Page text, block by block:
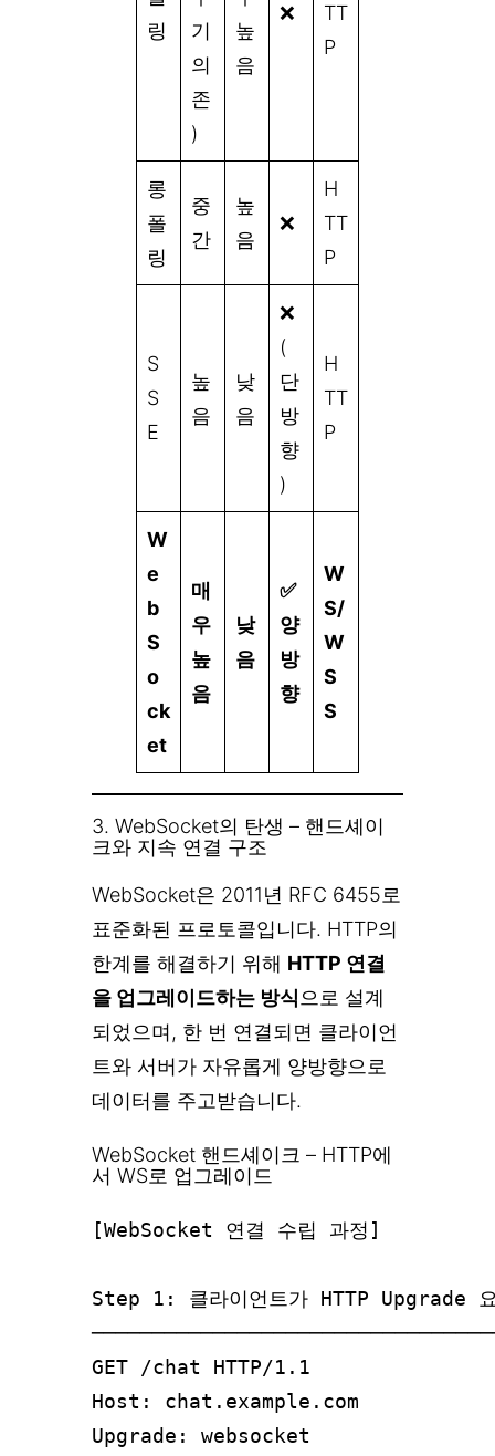
링
기
의
존
)
높
음
❌
TT
P
롱
폴
링
중
간
높
음
❌
H
TT
P
S
S
E
높
음
낮
음
❌
(
단
방
향
)
H
TT
P
W
e
b
S
o
ck
et
매
우
높
음
낮
음
✅
양
방
향
W
S/
W
S
S
3. WebSocket의 탄생 – 핸드셰이
크와 지속 연결 구조
WebSocket은 2011년 RFC 6455로
표준화된 프로토콜입니다. HTTP의
한계를 해결하기 위해 HTTP 연결
을 업그레이드하는 방식 으로 설계
되었으며, 한 번 연결되면 클라이언
트와 서버가 자유롭게 양방향으로
데이터를 주고받습니다.
WebSocket 핸드셰이크 – HTTP에
서 WS로 업그레이드
[WebSocket 연결 수립 과정]
Step 1: 클라이언트가 HTTP Upgrade
GET /chat HTTP/1.1
Host: chat.example.com
Upgrade: websocket                ←